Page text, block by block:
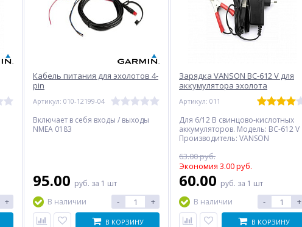
+
Кабель питания для эхолотов 4-
pin
Артикул: 010-12199-04
Включает в себя входы / выходы
NMEA 0183
95.00 руб. за 1 шт
В наличии
- +
В КОРЗИНУ
Зарядка VANSON BC-612 V для
аккумулятора эхолота
Артикул: 011
Для 6/12 В свинцово-кислотных
аккумуляторов. Модель: BC-612 V
Производитель: VANSON
63.00 руб.
Экономия 3.00 руб.
60.00 руб. за 1 шт
В наличии
- +
В КОРЗИНУ